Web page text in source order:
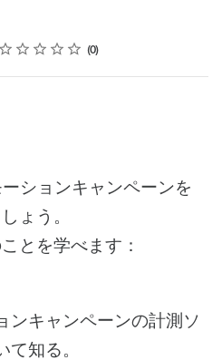
Rating
1 star
2 stars
3 stars
4 stars
5 stars 0
ションキャンペーンを
ょう。
とを学べます：
ンキャンペーンの計測ソ
て知る。